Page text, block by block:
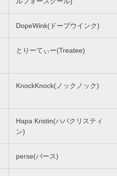
DopeWink(ドープウインク)
とりーてぃー(Treatee)
KnockKnock(ノックノック)
Hapa Kristin(ハパクリスティ
ン)
perse(パース)